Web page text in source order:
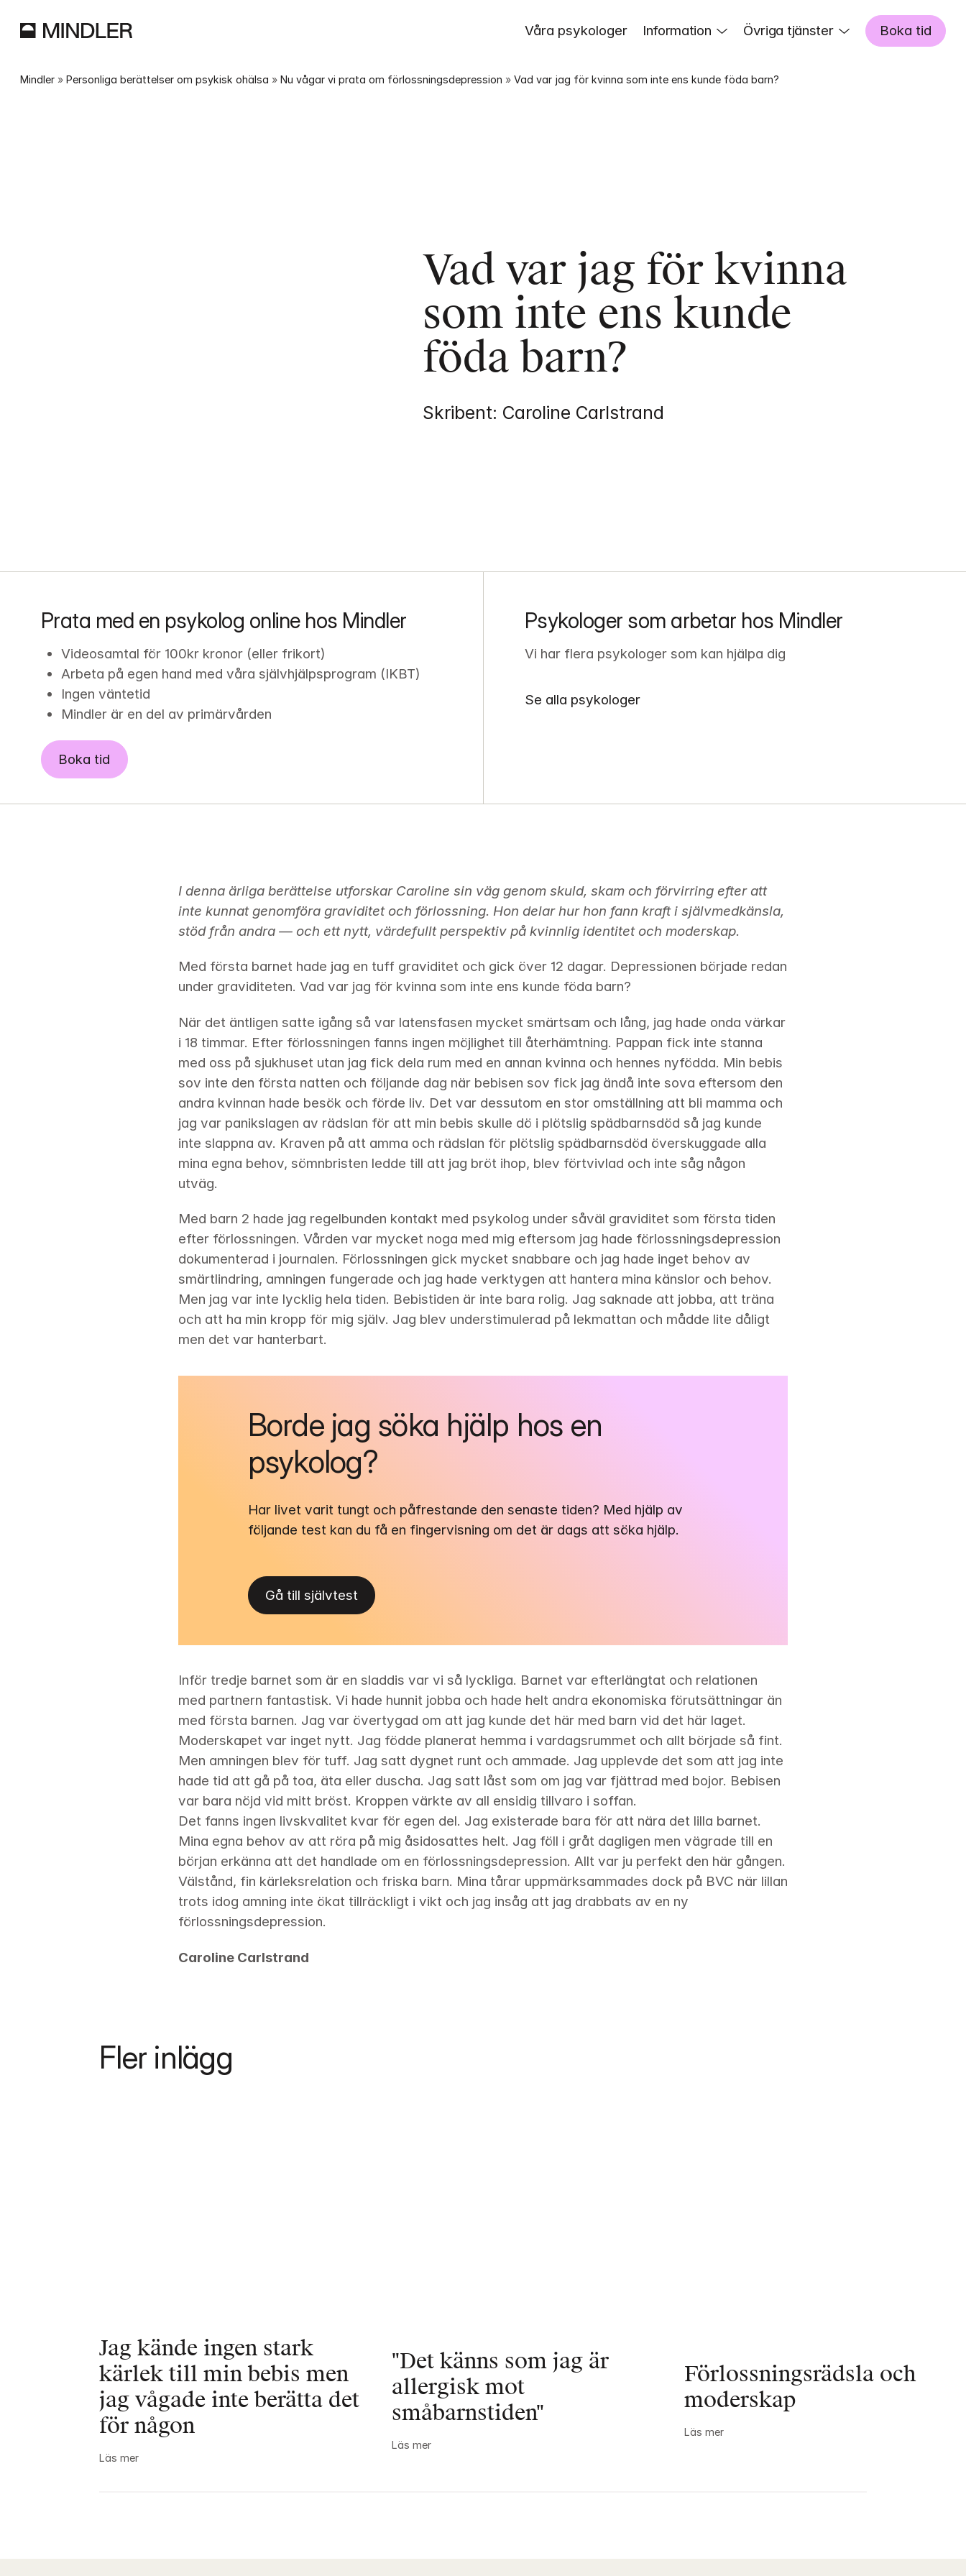
Våra psykologer Information Övriga tjänster Boka tid
Mindler » Personliga berättelser om psykisk ohälsa » Nu vågar vi prata om förlossningsdepression » Vad var jag för kvinna som inte ens kunde föda barn?
Vad var jag för kvinna
som inte ens kunde
föda barn?
Skribent: Caroline Carlstrand
Prata med en psykolog online hos Mindler
Videosamtal för 100kr kronor (eller frikort)
Arbeta på egen hand med våra självhjälpsprogram (IKBT)
Ingen väntetid
Mindler är en del av primärvården
Boka tid
Psykologer som arbetar hos Mindler
Vi har flera psykologer som kan hjälpa dig
Se alla psykologer
I denna ärliga berättelse utforskar Caroline sin väg genom skuld, skam och förvirring efter att
inte kunnat genomföra graviditet och förlossning. Hon delar hur hon fann kraft i självmedkänsla,
stöd från andra — och ett nytt, värdefullt perspektiv på kvinnlig identitet och moderskap.
Med första barnet hade jag en tuff graviditet och gick över 12 dagar. Depressionen började redan
under graviditeten. Vad var jag för kvinna som inte ens kunde föda barn?
När det äntligen satte igång så var latensfasen mycket smärtsam och lång, jag hade onda värkar
i 18 timmar. Efter förlossningen fanns ingen möjlighet till återhämtning. Pappan fick inte stanna
med oss på sjukhuset utan jag fick dela rum med en annan kvinna och hennes nyfödda. Min bebis
sov inte den första natten och följande dag när bebisen sov fick jag ändå inte sova eftersom den
andra kvinnan hade besök och förde liv. Det var dessutom en stor omställning att bli mamma och
jag var panikslagen av rädslan för att min bebis skulle dö i plötslig spädbarnsdöd så jag kunde
inte slappna av. Kraven på att amma och rädslan för plötslig spädbarnsdöd överskuggade alla
mina egna behov, sömnbristen ledde till att jag bröt ihop, blev förtvivlad och inte såg någon
utväg.
Med barn 2 hade jag regelbunden kontakt med psykolog under såväl graviditet som första tiden
efter förlossningen. Vården var mycket noga med mig eftersom jag hade förlossningsdepression
dokumenterad i journalen. Förlossningen gick mycket snabbare och jag hade inget behov av
smärtlindring, amningen fungerade och jag hade verktygen att hantera mina känslor och behov.
Men jag var inte lycklig hela tiden. Bebistiden är inte bara rolig. Jag saknade att jobba, att träna
och att ha min kropp för mig själv. Jag blev understimulerad på lekmattan och mådde lite dåligt
men det var hanterbart.
Borde jag söka hjälp hos en
psykolog?
Har livet varit tungt och påfrestande den senaste tiden? Med hjälp av
följande test kan du få en fingervisning om det är dags att söka hjälp.
Gå till självtest
Inför tredje barnet som är en sladdis var vi så lyckliga. Barnet var efterlängtat och relationen
med partnern fantastisk. Vi hade hunnit jobba och hade helt andra ekonomiska förutsättningar än
med första barnen. Jag var övertygad om att jag kunde det här med barn vid det här laget.
Moderskapet var inget nytt. Jag födde planerat hemma i vardagsrummet och allt började så fint.
Men amningen blev för tuff. Jag satt dygnet runt och ammade. Jag upplevde det som att jag inte
hade tid att gå på toa, äta eller duscha. Jag satt låst som om jag var fjättrad med bojor. Bebisen
var bara nöjd vid mitt bröst. Kroppen värkte av all ensidig tillvaro i soffan.
Det fanns ingen livskvalitet kvar för egen del. Jag existerade bara för att nära det lilla barnet.
Mina egna behov av att röra på mig åsidosattes helt. Jag föll i gråt dagligen men vägrade till en
början erkänna att det handlade om en förlossningsdepression. Allt var ju perfekt den här gången.
Välstånd, fin kärleksrelation och friska barn. Mina tårar uppmärksammades dock på BVC när lillan
trots idog amning inte ökat tillräckligt i vikt och jag insåg att jag drabbats av en ny
förlossningsdepression.
Caroline Carlstrand
Fler inlägg
Jag kände ingen stark
kärlek till min bebis men
jag vågade inte berätta det
för någon
Läs mer
"Det känns som jag är
allergisk mot
småbarnstiden"
Läs mer
Förlossningsrädsla och
moderskap
Läs mer